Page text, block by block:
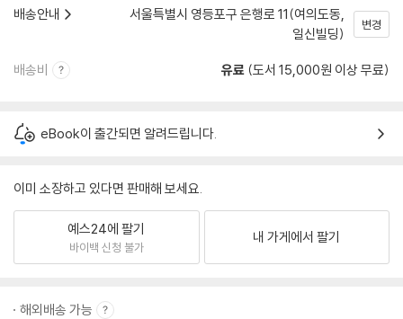
배송안내
서울특별시 영등포구 은행로 11(여의도동,
일신빌딩)
변경
배송비 유료 (도서 15,000원 이상 무료)
eBook이 출간되면 알려드립니다.
이미 소장하고 있다면 판매해 보세요.
예스24에 팔기
바이백 신청 불가
내 가게에서 팔기
해외배송 가능